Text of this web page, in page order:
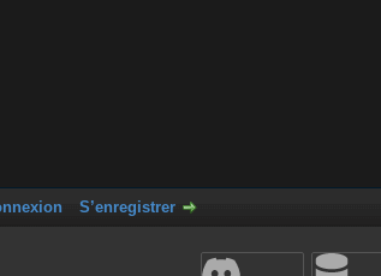
S’enregistrer